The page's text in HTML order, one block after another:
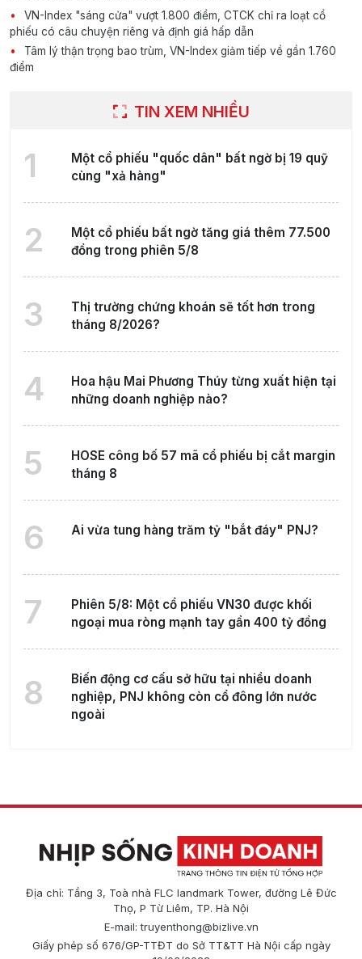
VN-Index "sáng cửa" vượt 1.800 điểm, CTCK chỉ ra loạt cổ
phiếu có câu chuyện riêng và định giá hấp dẫn
Tâm lý thận trọng bao trùm, VN-Index giảm tiếp về gần 1.760
điểm
TIN XEM NHIỀU
1
Một cổ phiếu "quốc dân" bất ngờ bị 19 quỹ
cùng "xả hàng"
2
Một cổ phiếu bất ngờ tăng giá thêm 77.500
đồng trong phiên 5/8
3
Thị trường chứng khoán sẽ tốt hơn trong
tháng 8/2026?
4
Hoa hậu Mai Phương Thúy từng xuất hiện tại
những doanh nghiệp nào?
5
HOSE công bố 57 mã cổ phiếu bị cắt margin
tháng 8
6 Ai vừa tung hàng trăm tỷ "bắt đáy" PNJ?
7
Phiên 5/8: Một cổ phiếu VN30 được khối
ngoại mua ròng mạnh tay gần 400 tỷ đồng
8
Biến động cơ cấu sở hữu tại nhiều doanh
nghiệp, PNJ không còn cổ đông lớn nước
ngoài
Địa chỉ: Tầng 3, Toà nhà FLC landmark Tower, đường Lê Đức
Thọ, P Từ Liêm, TP. Hà Nội
E-mail:truyenthong@bizlive.vn
Giấy phép số 676/GP-TTĐT do Sở TT&TT Hà Nội cấp ngày